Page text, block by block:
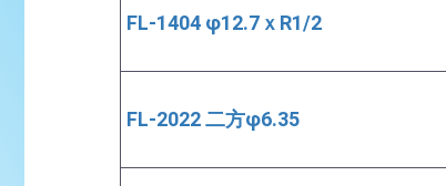
FL-1404 φ12.7ｘR1/2
FL-2022 二方φ6.35